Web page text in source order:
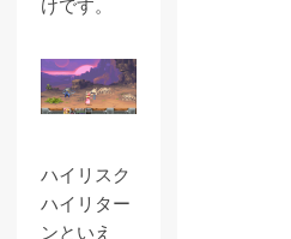
けです。
ハイリスク
ハイリター
ンといえ